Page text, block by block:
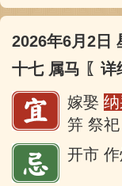
2026年6月2日
十七 属马 〖详
嫁娶
笄 祭
开市